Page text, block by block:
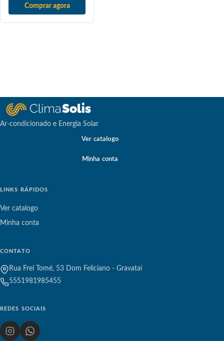
Comprar agora
Ar-condicionado e Energia Solar
Ver catalogo
Minha conta
LINKS RÁPIDOS
Ver catalogo
Minha conta
CONTATO
Rua Frei Tomé, 53 Dom Feliciano - Gravataí
5551981985455
REDES SOCIAIS